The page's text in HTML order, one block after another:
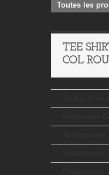
Toutes les
TEE
COL